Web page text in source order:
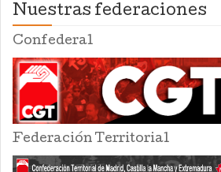
Nuestras federaciones
Confederal
Federación Territorial